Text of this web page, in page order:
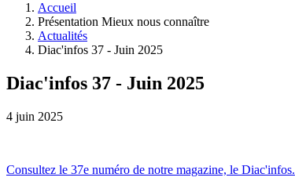
Accueil
Présentation Mieux nous connaître
Actualités
Diac'infos 37 - Juin 2025
Diac'infos 37 - Juin 2025
4 juin 2025
Consultez le 37e numéro de notre magazine, le Diac'infos.